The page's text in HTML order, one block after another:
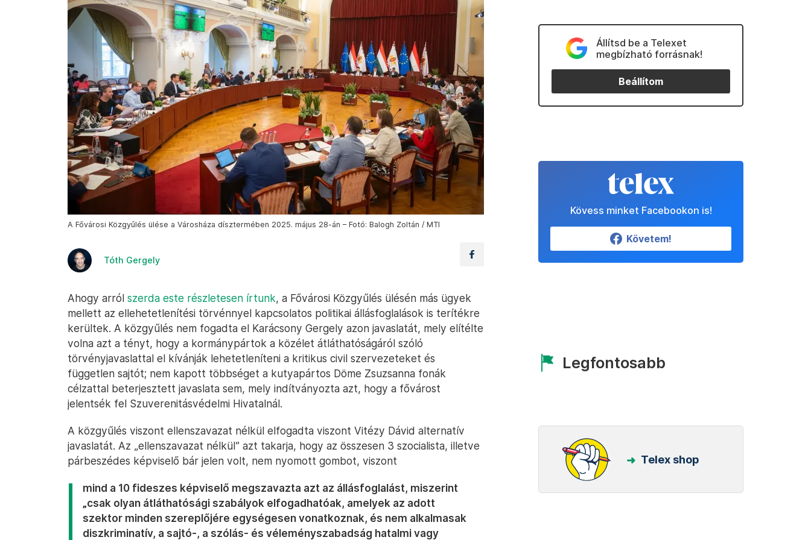
A Fővárosi Közgyűlés ülése a Városháza dísztermében 2025. május 28-án – Fotó: Balogh Zoltán / MTI
Tóth Gergely
Ahogy arról szerda este részletesen írtunk, a Fővárosi Közgyűlés ülésén más ügyek
mellett az ellehetetlenítési törvénnyel kapcsolatos politikai állásfoglalások is terítékre
kerültek. A közgyűlés nem fogadta el Karácsony Gergely azon javaslatát, mely elítélte
volna azt a tényt, hogy a kormánypártok a közélet átláthatóságáról szóló
törvényjavaslattal el kívánják lehetetleníteni a kritikus civil szervezeteket és
független sajtót; nem kapott többséget a kutyapártos Döme Zsuzsanna fonák
célzattal beterjesztett javaslata sem, mely indítványozta azt, hogy a fővárost
jelentsék fel Szuverenitásvédelmi Hivatalnál.
A közgyűlés viszont ellenszavazat nélkül elfogadta viszont Vitézy Dávid alternatív
javaslatát. Az „ellenszavazat nélkül” azt takarja, hogy az összesen 3 szocialista, illetve
párbeszédes képviselő bár jelen volt, nem nyomott gombot, viszont
mind a 10 fideszes képviselő megszavazta azt az állásfoglalást, miszerint
„csak olyan átláthatósági szabályok elfogadhatóak, amelyek az adott
szektor minden szereplőjére egységesen vonatkoznak, és nem alkalmasak
diszkriminatív, a sajtó-, a szólás- és véleményszabadság hatalmi vagy
Állítsd be a Telexet
megbízható forrásnak!
Beállítom
Kövess minket Facebookon is!
Követem!
Legfontosabb
Telex shop